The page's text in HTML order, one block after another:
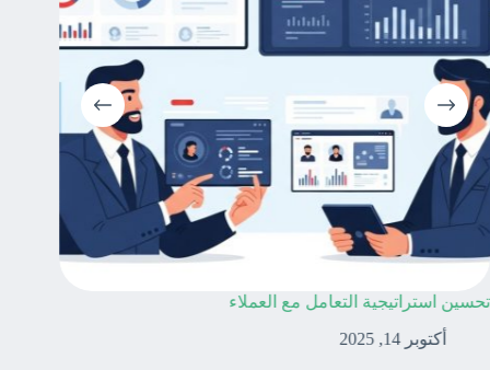
تحسين استراتيجية التعامل مع العملاء
أكتوبر 14, 2025